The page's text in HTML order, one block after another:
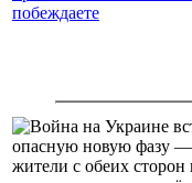
побеждаете